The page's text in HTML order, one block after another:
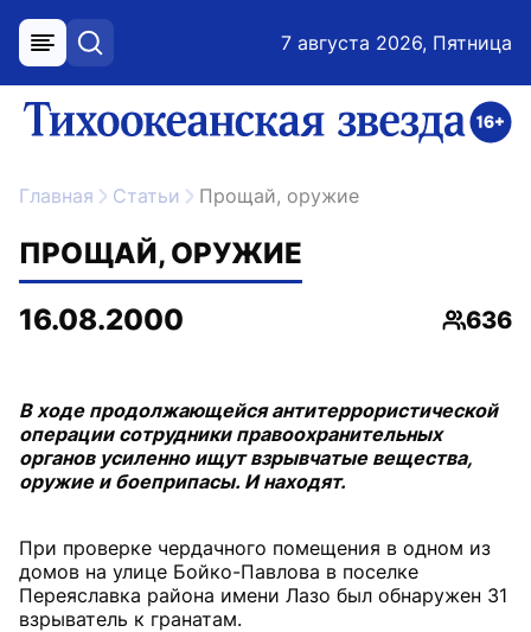
меню поиск 7 августа 2026, Пятница
ссылка на главную
Главная Статьи Прощай, оружие
ПРОЩАЙ, ОРУЖИЕ
16.08.2000
636
В ходе продолжающейся антитеррористической
операции сотрудники правоохранительных
органов усиленно ищут взрывчатые вещества,
оружие и боеприпасы. И находят.
При проверке чердачного помещения в одном из
домов на улице Бойко-Павлова в поселке
Переяславка района имени Лазо был обнаружен 31
взрыватель к гранатам.